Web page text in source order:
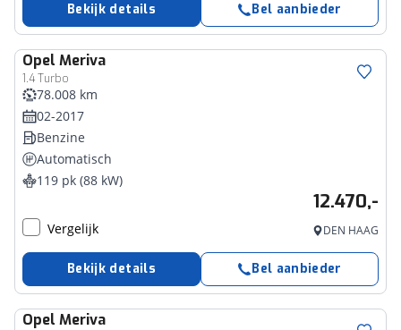
Bekijk details Bel aanbieder
Opel Meriva
1.4 Turbo
78.008 km
02-2017
Benzine
Automatisch
119 pk (88 kW)
12.470,-
Vergelijk DEN HAAG
Bekijk details Bel aanbieder
Opel Meriva